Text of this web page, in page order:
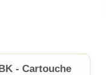
- Cartouche